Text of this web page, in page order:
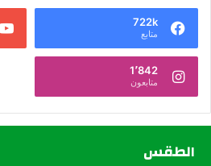
722k
متابع
1٬842
متابعون
الطقس